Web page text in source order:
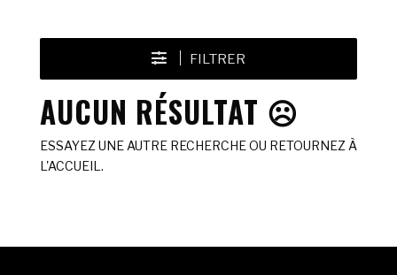
FILTRER
AUCUN RÉSULTAT ☹️
ESSAYEZ UNE AUTRE RECHERCHE OU RETOURNEZ À
L'ACCUEIL.